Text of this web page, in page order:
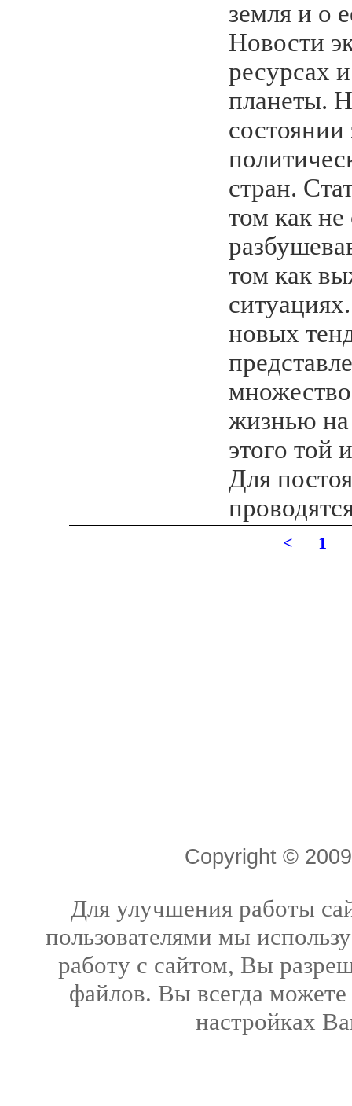
земля и о
Новости
ресурсах
планеты.
стран.
том как не
том как
новых
жизнью
этого той
Для
< 1
Copyright ©
Для улучшения работы
пользователями мы
работу с сайтом, Вы
файлов. Вы всегда
настройках